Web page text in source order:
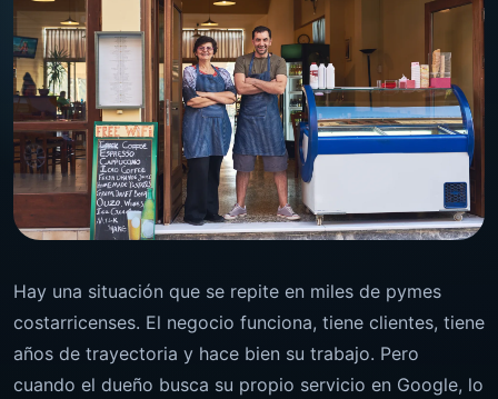
Hay una situación que se repite en miles de pymes
costarricenses. El negocio funciona, tiene clientes, tiene
años de trayectoria y hace bien su trabajo. Pero
cuando el dueño busca su propio servicio en Google, lo